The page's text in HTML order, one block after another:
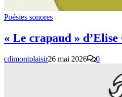
Poésies sonores
« Le crapaud »
cdimontplaisir26 mai 2026 0